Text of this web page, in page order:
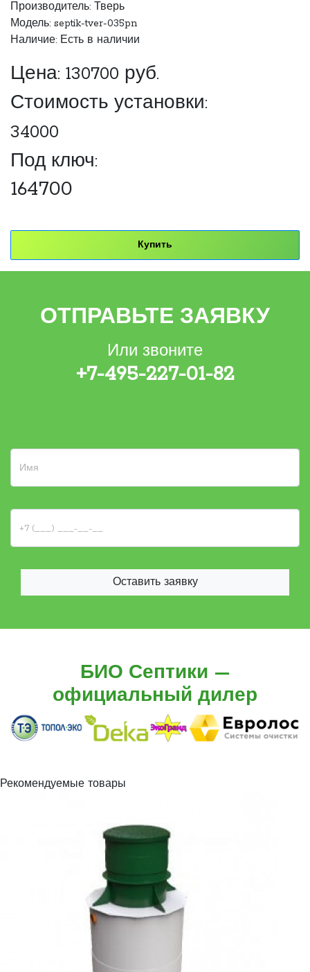
Производитель: Тверь
Модель: septik-tver-035pn
Наличие: Есть в наличии
Цена: 130700 руб.
Стоимость установки:
34000
Под ключ:
164700
Купить
ОТПРАВЬТЕ ЗАЯВКУ
Или звоните
+7-495-227-01-82
Оставить заявку
БИО Септики —
официальный дилер
Рекомендуемые товары